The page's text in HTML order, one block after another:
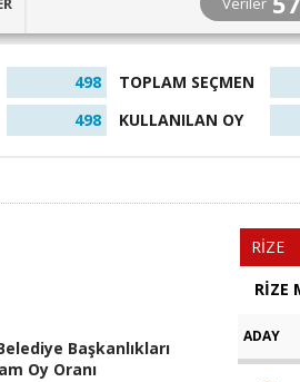
498
498
TOPLAM SEÇMEN
KULLANILAN OY
RİZE
Başkanlıkları
Oy Oranı
RİZE
ADAY